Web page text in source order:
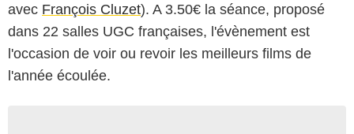
avec François Cluzet). A 3.50€ la séance, proposé
dans 22 salles UGC françaises, l'évènement est
l'occasion de voir ou revoir les meilleurs films de
l'année écoulée.